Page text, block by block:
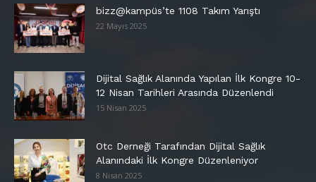
bizz@kampüs’te 1108 Takım Yarıştı
22 Mayıs 2025
Dijital Sağlık Alanında Yapılan İlk Kongre 10-
12 Nisan Tarihleri Arasında Düzenlendi
15 Nisan 2025
Otc Derneği Tarafından Dijital Sağlık
Alanındaki İlk Kongre Düzenleniyor
8 Nisan 2025